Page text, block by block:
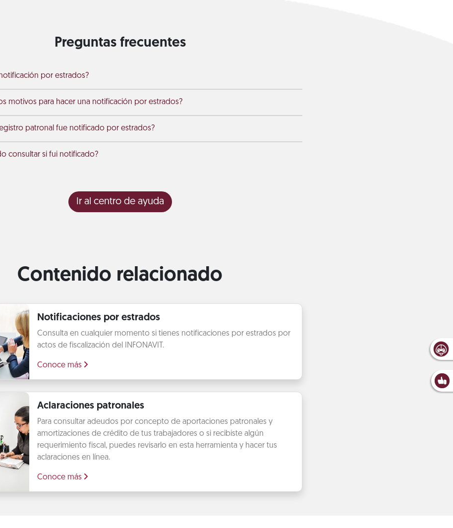
Preguntas frecuentes
por estrados?
motivos para hacer una notificación por estrados?
patronal fue notificado por estrados?
consultar si fui notificado?
Ir al centro de ayuda
Contenido relacionado
Notificaciones por estrados
Consulta en cualquier momento si tienes notificaciones por estrados por
actos de fiscalización del INFONAVIT.
Conoce más
Aclaraciones patronales
Para consultar adeudos por concepto de aportaciones patronales y
amortizaciones de crédito de tus trabajadores o si recibiste algún
requerimiento fiscal, puedes revisarlo en esta herramienta y hacer tus
aclaraciones en línea.
Conoce más